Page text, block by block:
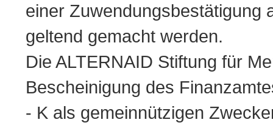
einer Zuwendungsbestätigung
geltend gemacht werden.
Die ALTERNAID Stiftung für
Bescheinigung des
- K als gemeinnützigen